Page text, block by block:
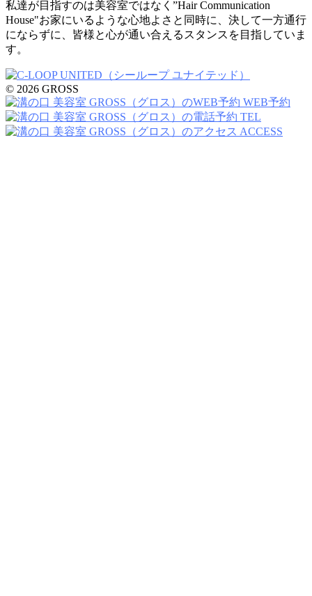
私達が目指すのは美容室ではなく”Hair Communication
House"お家にいるような心地よさと同時に、決して一方通行
にならずに、皆様と心が通い合えるスタンスを目指していま
す。
© 2026 GROSS
WEB予約
TEL
ACCESS